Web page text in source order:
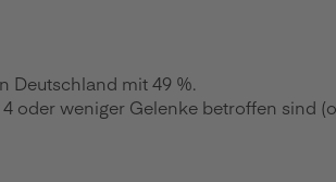
Deutschland mit 49 %.
oder weniger Gelenke betroffen sind